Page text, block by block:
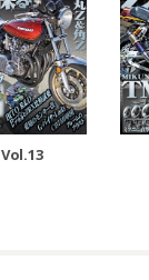
Vol.13